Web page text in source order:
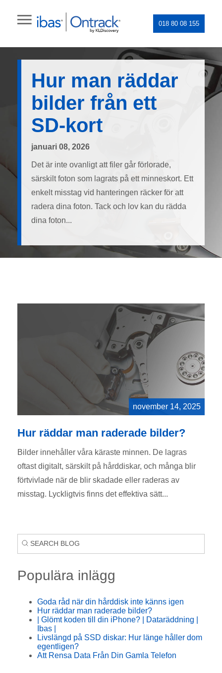
018 80 08 155
Hur man räddar
bilder från ett
SD-kort
januari 08, 2026
Det är inte ovanligt att filer går förlorade,
särskilt foton som lagrats på ett minneskort. Ett
enkelt misstag vid hanteringen räcker för att
radera dina foton. Tack och lov kan du rädda
dina foton...
november 14, 2025
Hur räddar man raderade bilder?
Bilder innehåller våra käraste minnen. De lagras
oftast digitalt, särskilt på hårddiskar, och många blir
förtvivlade när de blir skadade eller raderas av
misstag. Lyckligtvis finns det effektiva sätt...
Populära inlägg
Goda råd när din hårddisk inte känns igen
Hur räddar man raderade bilder?
| Glömt koden till din iPhone? | Dataräddning |
Ibas |
Livslängd på SSD diskar: Hur länge håller dom
egentligen?
Att Rensa Data Från Din Gamla Telefon